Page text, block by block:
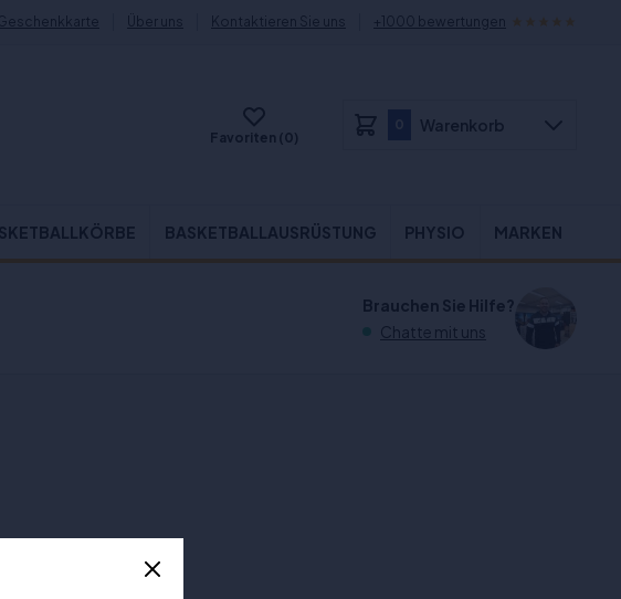
Geschenkkarte Über uns Kontaktieren Sie uns +1000 bewertungen
Favoriten (0)
Warenkorb
BASKETBALLAUSRÜSTUNG PHYSIO MARKEN
Brauchen Sie Hilfe?
Chatte mit uns